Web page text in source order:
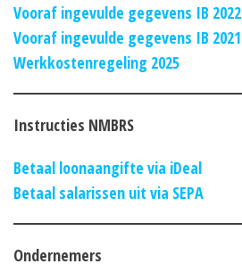
Vooraf ingevulde gegevens IB 2022
Vooraf ingevulde gegevens IB 2021
Werkkostenregeling 2025
Instructies NMBRS
Betaal loonaangifte via iDeal
Betaal salarissen uit via SEPA
Ondernemers